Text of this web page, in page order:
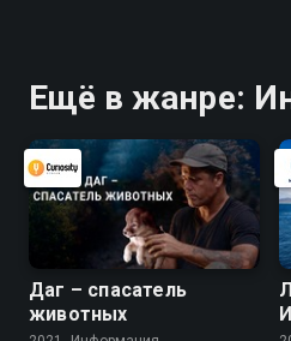
Ещё в жанре:
Даг – спасатель
животных